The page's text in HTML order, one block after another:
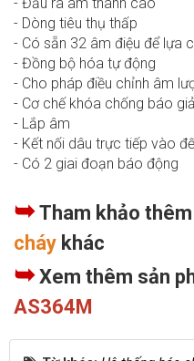
- Dòng tiêu thụ thấp
- Có sẵn 32 âm điệu để lựa
- Đồng bộ hóa tự động
- Cho pháp điều chỉnh âm
- Cơ chế khóa chống báo giả
- Lắp âm
- Kết nối dâu trực tiếp vào đế
- Có 2 giai đoạn báo động
➥Tham khảo
cháy khác
➥Xem thêm sản
AS364M